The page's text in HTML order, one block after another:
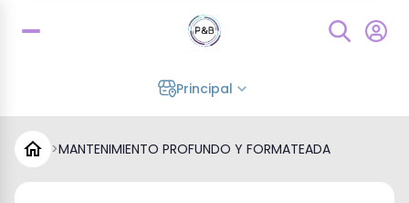
Principal
>MANTENIMIENTO PROFUNDO Y FORMATEADA